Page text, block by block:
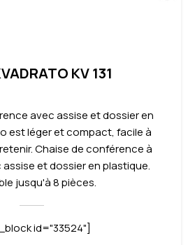
KV 131
avec assise et dossier en
est léger et compact, facile à
Chaise de conférence à
et dossier en plastique.
jusqu'à 8 pièces.
id="33524"]